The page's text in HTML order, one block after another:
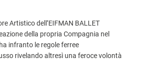
Artistico dell’EIFMAN BALLET
della propria Compagnia nel
infranto le regole ferree
rivelando altresì una feroce volontà